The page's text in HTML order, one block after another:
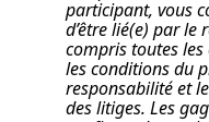
participant, vous
d’être lié(e) par
compris toutes les
les conditions du
responsabilité et
des litiges. Les